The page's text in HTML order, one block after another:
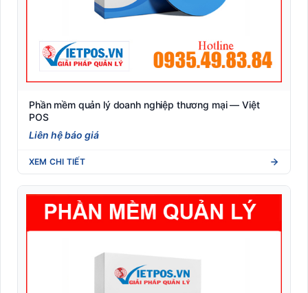
Phần mềm quản lý doanh nghiệp thương mại — Việt
POS
Liên hệ báo giá
XEM CHI TIẾT